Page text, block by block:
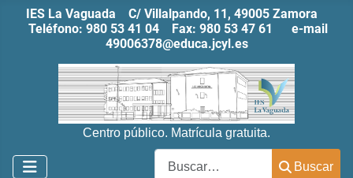
IES La Vaguada C/ Villalpando, 11, 49005 Zamora
Teléfono: 980 53 41 04 Fax: 980 53 47 61 e-mail
49006378@educa.jcyl.es
Centro público. Matrícula gratuita.
Buscar